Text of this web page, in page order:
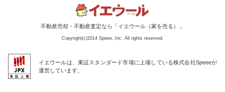
不動産売却・不動産査定なら「イエウール（家を売る）」
Copyright(c)2014 Speee, Inc. All rights reserved.
イエウールは、東証スタンダード市場に上場している株式会社Speeeが
運営しています。